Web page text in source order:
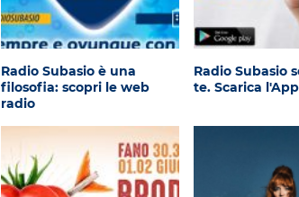
Radio Subasio è una
filosofia: scopri le web
radio
Radio Subasio
te. Scarica l'App